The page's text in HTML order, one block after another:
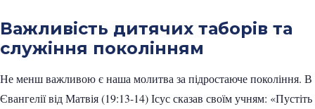
Важливість дитячих таборів та
служіння поколінням
Не менш важливою є наша молитва за підростаюче покоління. В
Євангелії від Матвія (19:13-14) Ісус сказав своїм учням: «Пустіть